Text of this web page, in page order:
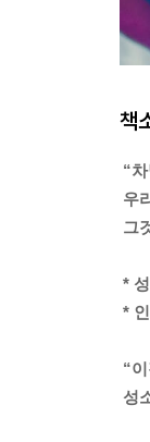
책
“
우
그
*
*
“
성